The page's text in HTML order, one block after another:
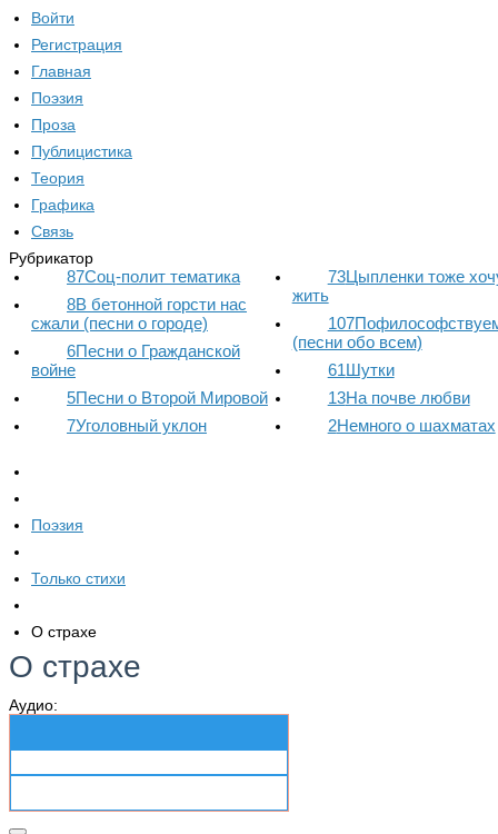
Войти
Регистрация
Главная
Поэзия
Проза
Публицистика
Теория
Графика
Связь
Рубрикатор
87Соц-полит тематика
8В бетонной горсти нас
сжали (песни о городе)
6Песни о Гражданской
войне
5Песни о Второй Мировой
7Уголовный уклон
73Цыпленки тоже
жить
107
(песни обо всем)
61Шутки
13На почве любви
2Немного о шахматах
Поэзия
Только стихи
О страхе
О страхе
Аудио: